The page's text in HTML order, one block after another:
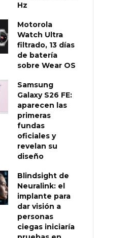
Hz
Motorola
Watch Ultra
filtrado, 13 días
de batería
sobre Wear OS
Samsung
Galaxy S26 FE:
aparecen las
primeras
fundas
oficiales y
revelan su
diseño
Blindsight de
Neuralink: el
implante para
dar visión a
personas
ciegas iniciaría